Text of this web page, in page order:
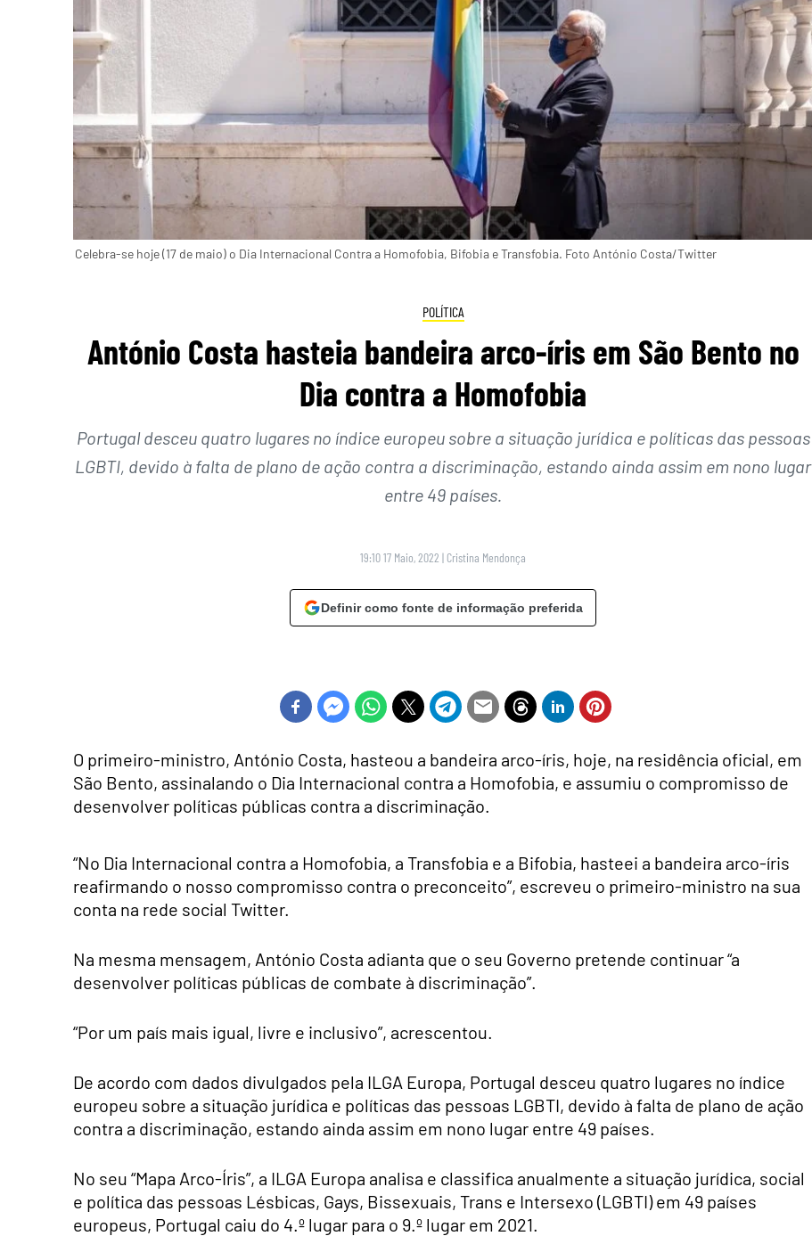
Celebra-se hoje (17 de maio) o Dia Internacional Contra a Homofobia, Bifobia e Transfobia. Foto António Costa/Twitter
POLÍTICA
António Costa hasteia bandeira arco-íris em São Bento no
Dia contra a Homofobia
Portugal desceu quatro lugares no índice europeu sobre a situação jurídica e políticas das pessoas
LGBTI, devido à falta de plano de ação contra a discriminação, estando ainda assim em nono lugar
entre 49 países.
19:10 17 Maio, 2022 | Cristina Mendonça
Definir como fonte de informação preferida
O primeiro-ministro, António Costa, hasteou a bandeira arco-íris, hoje, na residência oficial, em
São Bento, assinalando o Dia Internacional contra a Homofobia, e assumiu o compromisso de
desenvolver políticas públicas contra a discriminação.
“No Dia Internacional contra a Homofobia, a Transfobia e a Bifobia, hasteei a bandeira arco-íris
reafirmando o nosso compromisso contra o preconceito”, escreveu o primeiro-ministro na sua
conta na rede social Twitter.
Na mesma mensagem, António Costa adianta que o seu Governo pretende continuar “a
desenvolver políticas públicas de combate à discriminação”.
“Por um país mais igual, livre e inclusivo”, acrescentou.
De acordo com dados divulgados pela ILGA Europa, Portugal desceu quatro lugares no índice
europeu sobre a situação jurídica e políticas das pessoas LGBTI, devido à falta de plano de ação
contra a discriminação, estando ainda assim em nono lugar entre 49 países.
No seu “Mapa Arco-Íris”, a ILGA Europa analisa e classifica anualmente a situação jurídica, social
e política das pessoas Lésbicas, Gays, Bissexuais, Trans e Intersexo (LGBTI) em 49 países
europeus, Portugal caiu do 4.º lugar para o 9.º lugar em 2021.